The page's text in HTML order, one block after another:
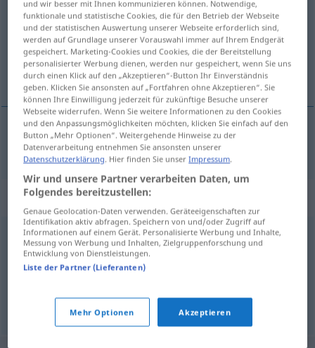
Übersicht aller Übersetzungen
(Für mehr Details die Übersetzung anklicken/antippen)
sukovitý
sukovitý knorrig
Synonyme für "knorrig"
rau (fig.),kantig (fig.),sperrig (fig.)
© OpenThesaurus.de
und wir besser mit Ihnen kommunizieren können. Notwendige,
funktionale und statistische Cookies, die für den Betrieb der Webseite
und der statistischen Auswertung unserer Webseite erforderlich sind,
werden auf Grundlage unserer Vorauswahl immer auf Ihrem Endgerät
gespeichert. Marketing-Cookies und Cookies, die der Bereitstellung
personalisierter Werbung dienen, werden nur gespeichert, wenn Sie uns
durch einen Klick auf den „Akzeptieren“-Button Ihr Einverständnis
geben. Klicken Sie ansonsten auf „Fortfahren ohne Akzeptieren“. Sie
können Ihre Einwilligung jederzeit für zukünftige Besuche unserer
Webseite widerrufen. Wenn Sie weitere Informationen zu den Cookies
und den Anpassungsmöglichkeiten möchten, klicken Sie einfach auf den
Button „Mehr Optionen“. Weitergehende Hinweise zu der
Datenverarbeitung entnehmen Sie ansonsten unserer
Datenschutzerklärung. Hier finden Sie unserImpressum.
Wir und unsere Partner verarbeiten Daten, um
Folgendes bereitzustellen:
Genaue Geolocation-Daten verwenden. Geräteeigenschaften zur
Identifikation aktiv abfragen. Speichern von und/oder Zugriff auf
Informationen auf einem Gerät. Personalisierte Werbung und Inhalte,
Messung von Werbung und Inhalten, Zielgruppenforschung und
Entwicklung von Dienstleistungen.
Liste der Partner (Lieferanten)
Mehr Optionen Akzeptieren